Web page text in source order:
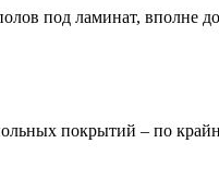
под ламинат, вполне
покрытий – по